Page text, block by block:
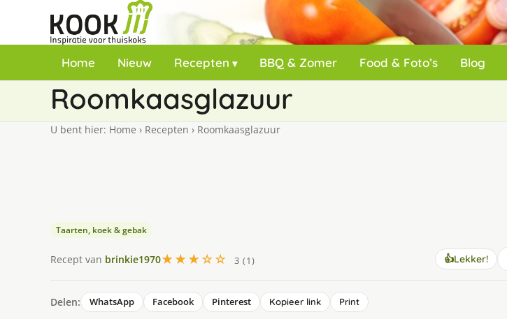
Home Nieuw Recepten BBQ & Zomer Food & Foto’s Blog
Roomkaasglazuur
U bent hier: Home › Recepten › Roomkaasglazuur
Taarten, koek & gebak
Recept van brinkie1970★★★☆☆ 3 (1) 👍Lekker!
Delen: WhatsApp Facebook Pinterest Kopieer link Print